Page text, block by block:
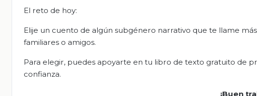
El reto de hoy:
Elije un cuento de algún subgénero narrativo que te llame
familiares o amigos.
Para elegir, puedes apoyarte en tu libro de texto gratuito de
confianza.
¡Buen